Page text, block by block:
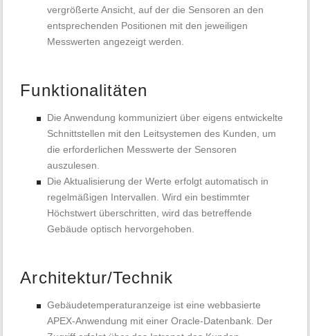
vergrößerte Ansicht, auf der die Sensoren an den
entsprechenden Positionen mit den jeweiligen
Messwerten angezeigt werden.
Funktionalitäten
Die Anwendung kommuniziert über eigens entwickelte
Schnittstellen mit den Leitsystemen des Kunden, um
die erforderlichen Messwerte der Sensoren
auszulesen.
Die Aktualisierung der Werte erfolgt automatisch in
regelmäßigen Intervallen. Wird ein bestimmter
Höchstwert überschritten, wird das betreffende
Gebäude optisch hervorgehoben.
Architektur/Technik
Gebäudetemperaturanzeige ist eine webbasierte
APEX-Anwendung mit einer Oracle-Datenbank. Der